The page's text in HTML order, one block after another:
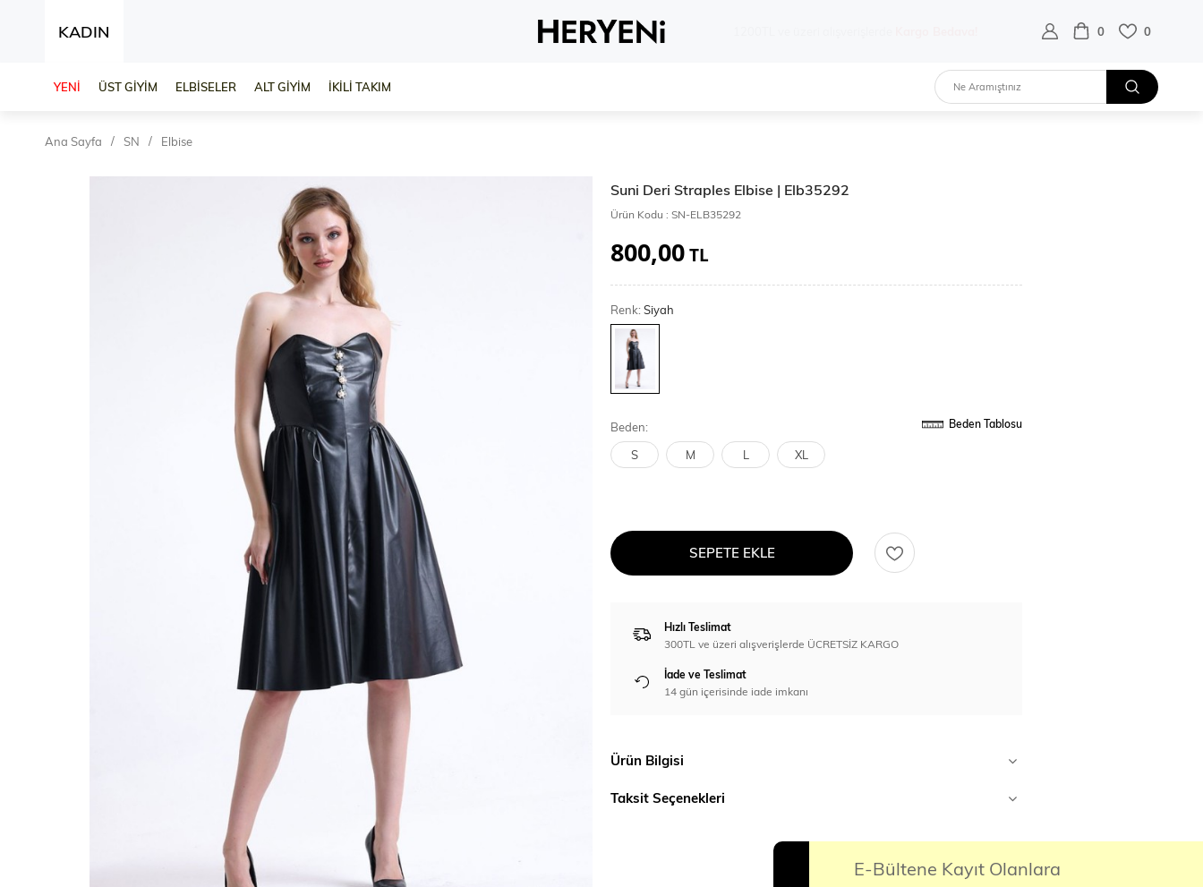
KADIN 0 0
YENİ ÜST GİYİM ELBİSELER ALT GİYİM İKİLİ TAKIM
Ana Sayfa SN Elbise
Suni Deri Straples Elbise | Elb35292
Ürün Kodu : SN-ELB35292
800,00TL
Renk:Siyah
Beden: Beden Tablosu
S M L XL
SEPETE EKLE
Hızlı Teslimat
300TL ve üzeri alışverişlerde ÜCRETSİZ KARGO
İade ve Teslimat
14 gün içerisinde iade imkanı
Ürün Bilgisi
Taksit Seçenekleri
E-Bültene Kayıt Olanlara